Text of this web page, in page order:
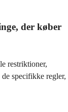
der køber
restriktioner,
specifikke regler,